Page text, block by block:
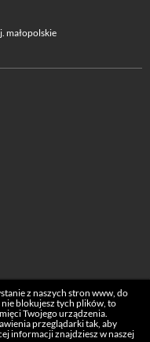
małopolskie
z naszych stron www, do
blokujesz tych plików, to
Twojego urządzenia.
przeglądarki tak, aby
informacji znajdziesz w naszej